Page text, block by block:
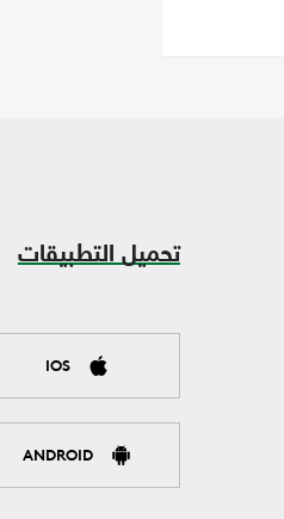
تحميل التطبيقات
IOS
ANDROID